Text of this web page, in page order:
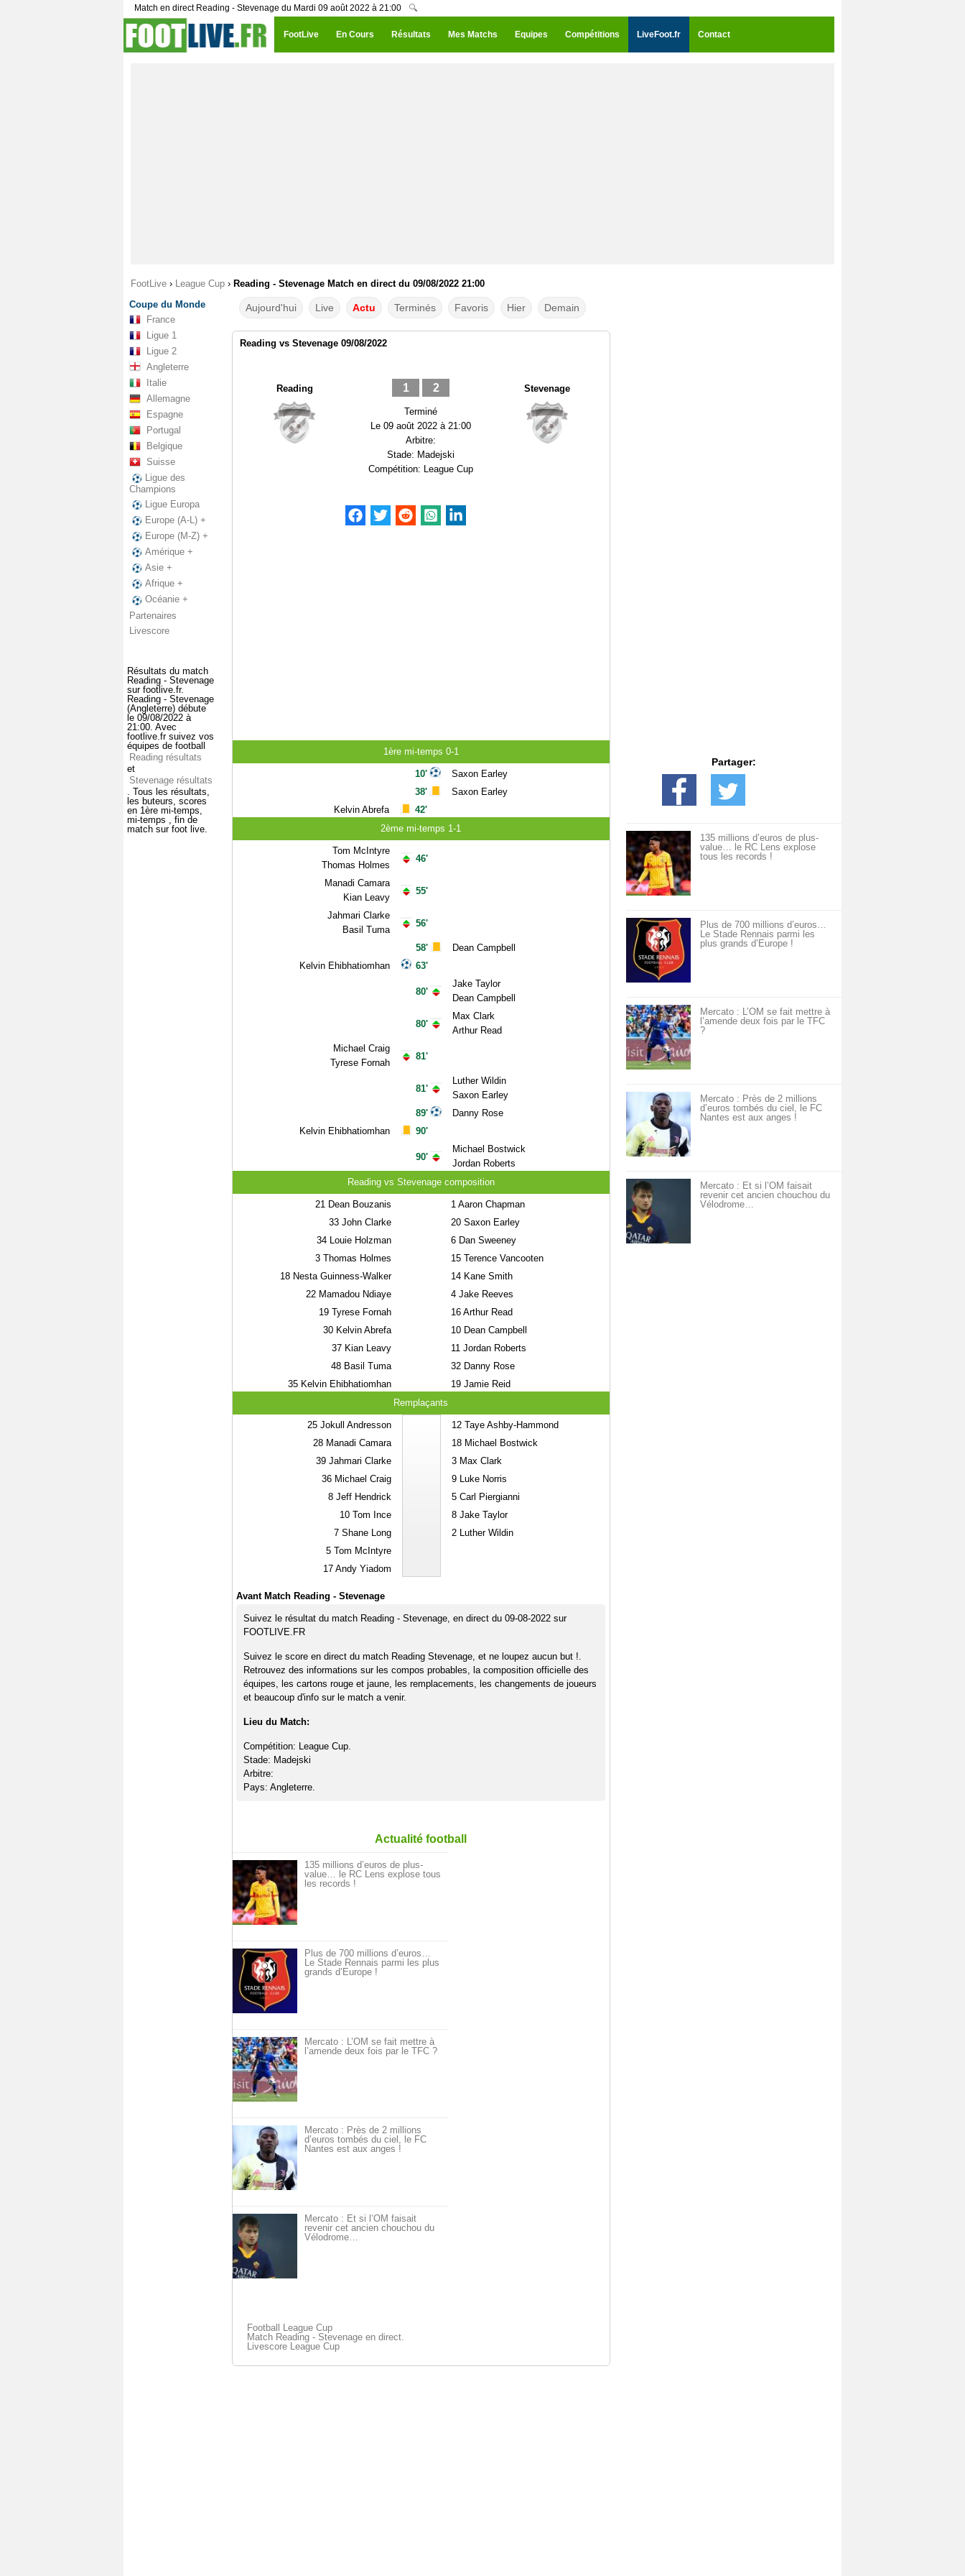
Match en direct Reading - Stevenage du Mardi 09 août 2022 à 21:00 🔍
FootLive En Cours Résultats Mes Matchs Equipes Compétitions LiveFoot.fr Contact
FootLive › League Cup › Reading - Stevenage Match en direct du 09/08/2022 21:00
Coupe du Monde
France
Ligue 1
Ligue 2
Angleterre
Italie
Allemagne
Espagne
Portugal
Belgique
Suisse
Ligue des
Champions
Ligue Europa
Europe (A-L) +
Europe (M-Z) +
Amérique +
Asie +
Afrique +
Océanie +
Partenaires
Livescore
Résultats du match
Reading - Stevenage
sur footlive.fr.
Reading - Stevenage
(Angleterre) débute
le 09/08/2022 à
21:00. Avec
footlive.fr suivez vos
équipes de football
Reading résultats
et
Stevenage résultats
. Tous les résultats,
les buteurs, scores
en 1ère mi-temps,
mi-temps , fin de
match sur foot live.
Aujourd'hui Live Actu Terminés Favoris Hier Demain
Reading vs Stevenage 09/08/2022
Reading 1 2
Terminé
Le 09 août 2022 à 21:00
Arbitre:
Stade: Madejski
Compétition: League Cup
Stevenage
1ère mi-temps 0-1
Kelvin Abrefa
10'
38'
42'
Saxon Earley
Saxon Earley
2ème mi-temps 1-1
Tom McIntyre
Thomas Holmes
Manadi Camara
Kian Leavy
Jahmari Clarke
Basil Tuma
Kelvin Ehibhatiomhan
Michael Craig
Tyrese Fornah
Kelvin Ehibhatiomhan
46'
55'
56'
58'
63'
80'
80'
81'
81'
89'
90'
90'
Dean Campbell
Jake Taylor
Dean Campbell
Max Clark
Arthur Read
Luther Wildin
Saxon Earley
Danny Rose
Michael Bostwick
Jordan Roberts
Reading vs Stevenage composition
21Dean Bouzanis
33John Clarke
34Louie Holzman
3Thomas Holmes
18Nesta Guinness-Walker
22Mamadou Ndiaye
19Tyrese Fornah
30Kelvin Abrefa
37Kian Leavy
48Basil Tuma
35Kelvin Ehibhatiomhan
1Aaron Chapman
20Saxon Earley
6Dan Sweeney
15Terence Vancooten
14Kane Smith
4Jake Reeves
16Arthur Read
10Dean Campbell
11Jordan Roberts
32Danny Rose
19Jamie Reid
Remplaçants
25Jokull Andresson
28Manadi Camara
39Jahmari Clarke
36Michael Craig
8Jeff Hendrick
10Tom Ince
7Shane Long
5Tom McIntyre
17Andy Yiadom
12Taye Ashby-Hammond
18Michael Bostwick
3Max Clark
9Luke Norris
5Carl Piergianni
8Jake Taylor
2Luther Wildin
Avant Match Reading - Stevenage
Suivez le résultat du match Reading - Stevenage, en direct du 09-08-2022 sur
FOOTLIVE.FR
Suivez le score en direct du match Reading Stevenage, et ne loupez aucun but !.
Retrouvez des informations sur les compos probables, la composition officielle des
équipes, les cartons rouge et jaune, les remplacements, les changements de joueurs
et beaucoup d'info sur le match a venir.
Lieu du Match:
Compétition: League Cup.
Stade: Madejski
Arbitre:
Pays: Angleterre.
Actualité football
135 millions d’euros de plus-
value… le RC Lens explose tous
les records !
Plus de 700 millions d’euros…
Le Stade Rennais parmi les plus
grands d’Europe !
Mercato : L’OM se fait mettre à
l’amende deux fois par le TFC ?
Mercato : Près de 2 millions
d’euros tombés du ciel, le FC
Nantes est aux anges !
Mercato : Et si l’OM faisait
revenir cet ancien chouchou du
Vélodrome…
Football League Cup
Match Reading - Stevenage en direct.
Livescore League Cup
Partager:
135 millions d’euros de plus-
value… le RC Lens explose
tous les records !
Plus de 700 millions d’euros…
Le Stade Rennais parmi les
plus grands d’Europe !
Mercato : L’OM se fait mettre à
l’amende deux fois par le TFC
?
Mercato : Près de 2 millions
d’euros tombés du ciel, le FC
Nantes est aux anges !
Mercato : Et si l’OM faisait
revenir cet ancien chouchou du
Vélodrome…